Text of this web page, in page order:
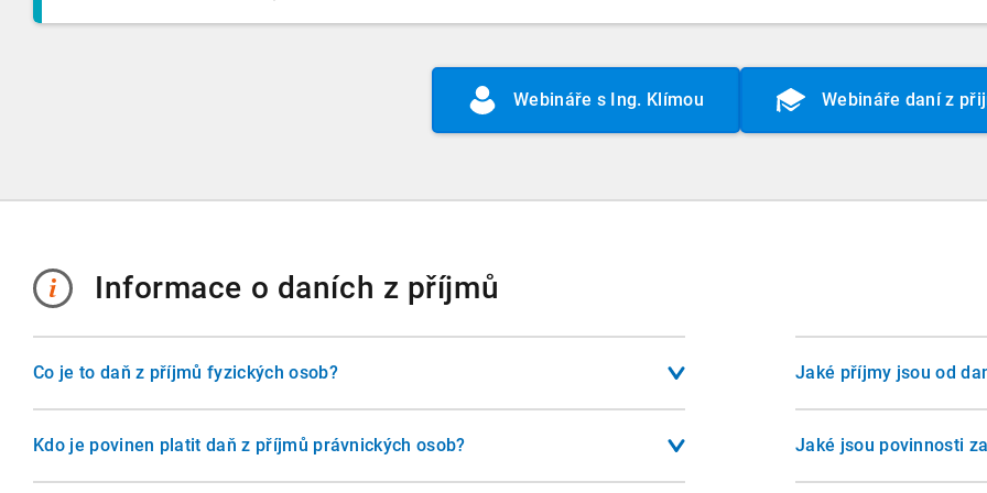
Webináře s Ing. Klímou Webináře daní z
Informace o daních z příjmů
Co je to daň z příjmů fyzických osob?
Daň z příjmů fyzických osob je přímá daň, kterou platí jednotlivci z dosažených
příjmů. Zdanění se týká příjmů ze zaměstnání, podnikání, pronájmu, kapitálového
Kdo je povinen platit daň z příjmů právnických osob?
Jaké příjmy jsou od
Mezi osvobozené
nemovitostí po uplynutí
Jaké jsou povinnosti